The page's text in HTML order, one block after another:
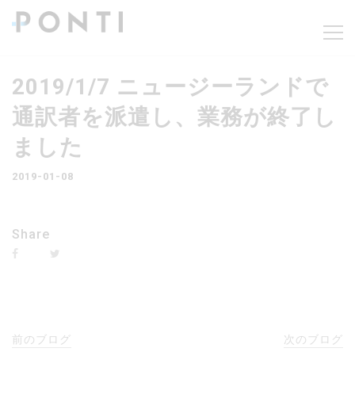
2019/1/7 ニュージーランドで
通訳者を派遣し、業務が終了し
ました
2019-01-08
Share
前のブログ 次のブログ